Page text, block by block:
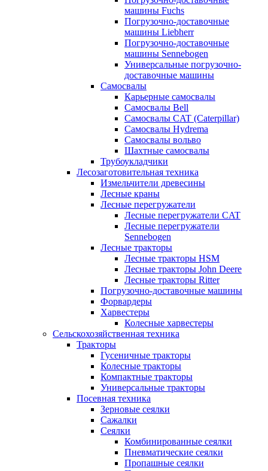
машины Fuchs
Погрузочно-доставочные
машины Liebherr
Погрузочно-доставочные
машины Sennebogen
Универсальные погрузочно-
доставочные машины
Самосвалы
Карьерные самосвалы
Самосвалы Bell
Самосвалы CAT (Caterpillar)
Самосвалы Hydrema
Самосвалы вольво
Шахтные самосвалы
Трубоукладчики
Лесозаготовительная техника
Измельчители древесины
Лесные краны
Лесные перегружатели
Лесные перегружатели CAT
Лесные перегружатели
Sennebogen
Лесные тракторы
Лесные тракторы HSM
Лесные тракторы John Deere
Лесные тракторы Ritter
Погрузочно-доставочные машины
Форвардеры
Харвестеры
Колесные харвестеры
Сельскохозяйственная техника
Тракторы
Гусеничные тракторы
Колесные тракторы
Компактные тракторы
Универсальные тракторы
Посевная техника
Зерновые сеялки
Сажалки
Сеялки
Комбинированные сеялки
Пневматические сеялки
Пропашные сеялки